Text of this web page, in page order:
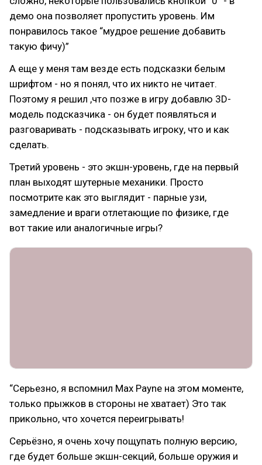
демо она позволяет пропустить уровень. Им
понравилось такое “мудрое решение добавить
такую фичу)”
А еще у меня там везде есть подсказки белым
шрифтом - но я понял, что их никто не читает.
Поэтому я решил ,что позже в игру добавлю 3D-
модель подсказчика - он будет появляться и
разговаривать - подсказывать игроку, что и как
сделать.
Третий уровень - это экшн-уровень, где на первый
план выходят шутерные механики. Просто
посмотрите как это выглядит - парные узи,
замедление и враги отлетающие по физике, где
вот такие или аналогичные игры?
“Серьезно, я вспомнил Max Payne на этом моменте,
только прыжков в стороны не хватает) Это так
прикольно, что хочется переигрывать!
Серьёзно, я очень хочу пощупать полную версию,
где будет больше экшн-секций, больше оружия и